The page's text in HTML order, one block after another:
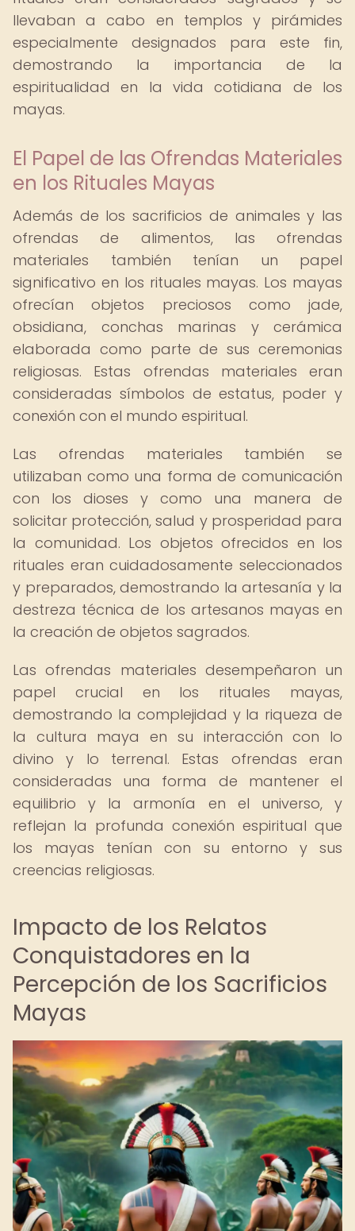
llevaban a cabo en templos y pirámides
especialmente designados para este fin,
demostrando la importancia de la
espiritualidad en la vida cotidiana de los
mayas.
El Papel de las Ofrendas Materiales
en los Rituales Mayas
Además de los sacrificios de animales y las
ofrendas de alimentos, las ofrendas
materiales también tenían un papel
significativo en los rituales mayas. Los mayas
ofrecían objetos preciosos como jade,
obsidiana, conchas marinas y cerámica
elaborada como parte de sus ceremonias
religiosas. Estas ofrendas materiales eran
consideradas símbolos de estatus, poder y
conexión con el mundo espiritual.
Las ofrendas materiales también se
utilizaban como una forma de comunicación
con los dioses y como una manera de
solicitar protección, salud y prosperidad para
la comunidad. Los objetos ofrecidos en los
rituales eran cuidadosamente seleccionados
y preparados, demostrando la artesanía y la
destreza técnica de los artesanos mayas en
la creación de objetos sagrados.
Las ofrendas materiales desempeñaron un
papel crucial en los rituales mayas,
demostrando la complejidad y la riqueza de
la cultura maya en su interacción con lo
divino y lo terrenal. Estas ofrendas eran
consideradas una forma de mantener el
equilibrio y la armonía en el universo, y
reflejan la profunda conexión espiritual que
los mayas tenían con su entorno y sus
creencias religiosas.
Impacto de los Relatos
Conquistadores en la
Percepción de los Sacrificios
Mayas